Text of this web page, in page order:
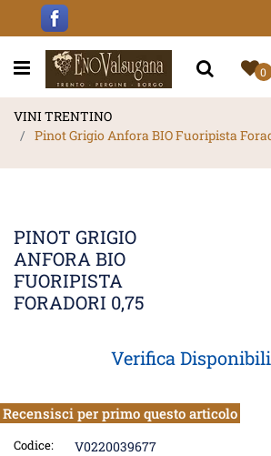
Open menu 0
VINI TRENTINO
Pinot Grigio Anfora BIO Fuoripista
PINOT GRIGIO
ANFORA BIO
FUORIPISTA
FORADORI 0,75
Verifica
Recensisci per primo questo articolo
Codice:
V0220039677